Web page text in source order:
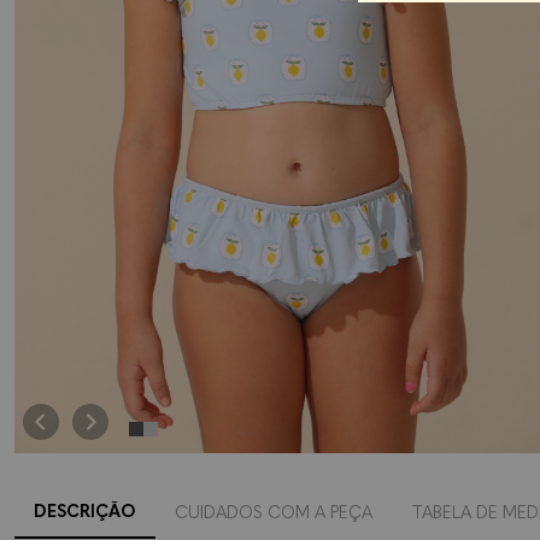
DESCRIÇÃO CUIDADOS COM A PEÇA
TABELA DE